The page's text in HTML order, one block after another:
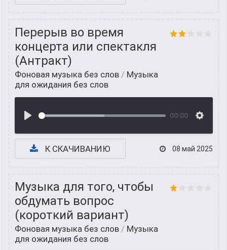
Перерыв во время
концерта или спектакля
(Антракт)
Фоновая музыка без слов / Музыка
для ожидания без слов
00:00
К СКАЧИВАНИЮ 08 май 2025
Музыка для того, чтобы
обдумать вопрос
(короткий вариант)
Фоновая музыка без слов / Музыка
для ожидания без слов